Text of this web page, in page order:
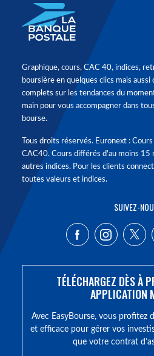
Graphique, cours, CAC 40, indices,
boursière en quelques clics mais
complets sur les tendances du
main pour vous accompagner dans
bourse.
Tous droits réservés. Euronext :
CAC40. Cours différés d'au moins 15
autres indices. Pour les clients
toutes valeurs et indices.
SUIVEZ-
TÉLÉCHARGEZ DÈS À
APPLICATION
Avec EasyBourse, vous profitez
et efficace pour gérer vos
que votre contrat